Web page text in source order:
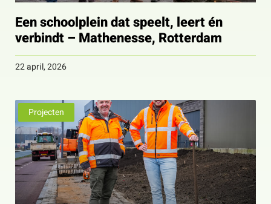
Een schoolplein dat speelt, leert én
verbindt – Mathenesse, Rotterdam
22 april, 2026
Projecten